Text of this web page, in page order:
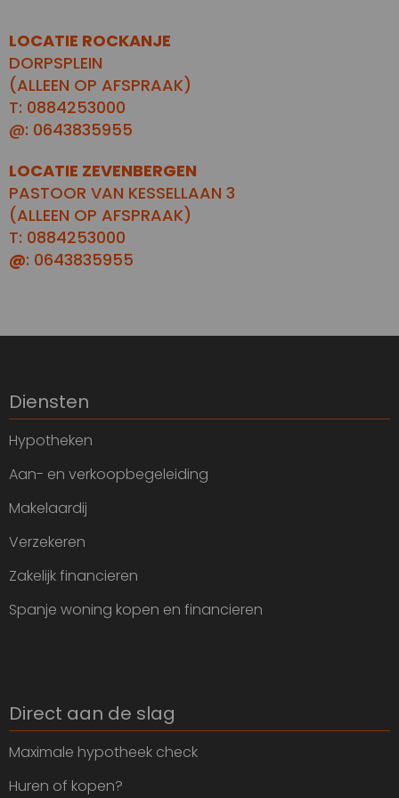
LOCATIE ROCKANJE
DORPSPLEIN
(ALLEEN OP AFSPRAAK)
T: 0884253000
@: 0643835955
LOCATIE ZEVENBERGEN
PASTOOR VAN KESSELLAAN 3
(ALLEEN OP AFSPRAAK)
T: 0884253000
@: 0643835955
Diensten
Hypotheken
Aan- en verkoopbegeleiding
Makelaardij
Verzekeren
Zakelijk financieren
Spanje woning kopen en financieren
Direct aan de slag
Maximale hypotheek check
Huren of kopen?